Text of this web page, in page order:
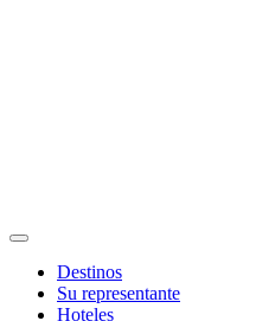
Destinos
Su representante
Hoteles